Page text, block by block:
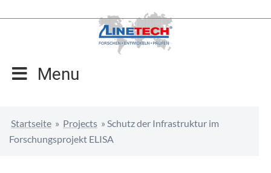
Inhalt
Menu
Startseite » Projects » Schutz der Infrastruktur im
Forschungsprojekt ELISA